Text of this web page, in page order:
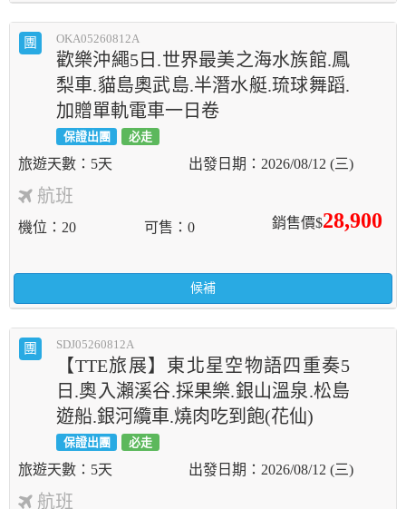
團 OKA05260812A
歡樂沖繩5日.世界最美之海水族館.鳳
梨車.貓島奧武島.半潛水艇.琉球舞蹈.
加贈單軌電車一日卷
保證出團 必走
5天 2026/08/12 (三)
航班
銷售價$28,900
機位 20 可售 0
候補
團 SDJ05260812A
【TTE旅展】東北星空物語四重奏5
日.奧入瀨溪谷.採果樂.銀山溫泉.松島
遊船.銀河纜車.燒肉吃到飽(花仙)
保證出團 必走
5天 2026/08/12 (三)
航班